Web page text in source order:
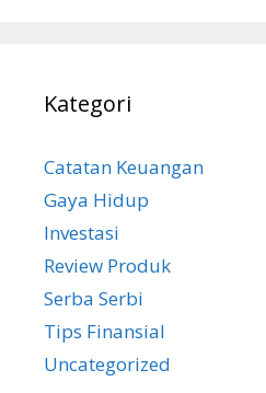
Kategori
Catatan Keuangan
Gaya Hidup
Investasi
Review Produk
Serba Serbi
Tips Finansial
Uncategorized